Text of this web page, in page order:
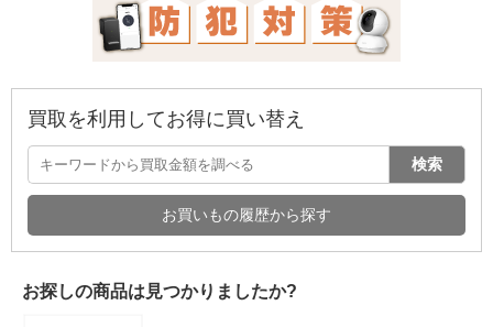
買取を利用してお得に買い替え
検索
お買いもの履歴から探す
お探しの商品は見つかりましたか?